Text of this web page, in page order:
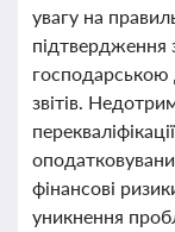
увагу на
підтвердження
господарською
звітів.
фінансові
уникнення